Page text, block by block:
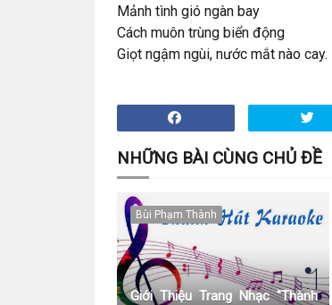
Mảnh tình gió ngàn bay
Cách muôn trùng biển động
Giọt ngậm ngùi, nước mắt nào cay.
NHỮNG BÀI CÙNG CHỦ ĐỀ
Bùi Phạm Thành
Giới Thiệu Trang Nhạc "Thành